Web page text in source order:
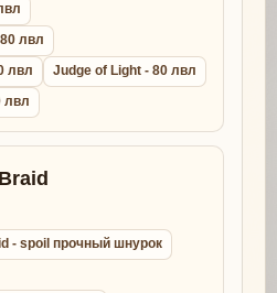
лвл
лвл
Judge of Light - 80 лвл
лвл
- spoil прочный шнурок